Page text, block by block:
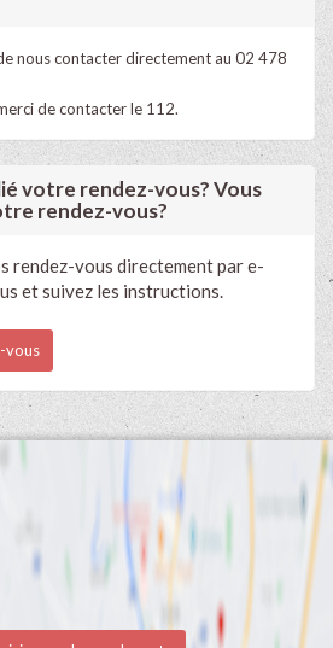
nous contacter directement au 02 478
de contacter le 112.
votre rendez-vous? Vous
rendez-vous?
rendez-vous directement par e-
et suivez les instructions.
vous